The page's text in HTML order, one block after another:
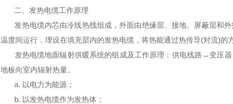
二、发热电缆工作原理
发热电缆内芯由冷线热线组成，外面由绝缘层、接地、屏蔽层和
温度间运行，埋设在填充层内的发热电缆，将热能通过热传导(对流)的
发热电缆地面辐射供暖系统的组成及工作原理：供电线路→变压
地板向室内辐射热量。
a. 以电力为能源；
b. 以发热电缆作为发热体；